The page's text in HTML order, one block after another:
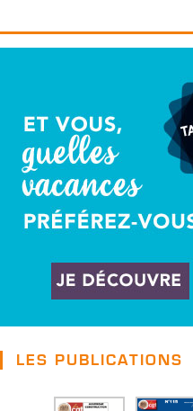
LES PUBLICATIONS